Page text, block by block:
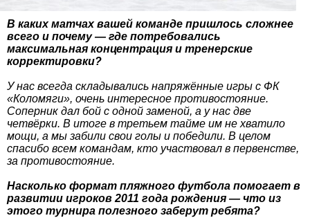
В каких матчах вашей команде пришлось сложнее
всего и почему — где потребовались
максимальная концентрация и тренерские
корректировки?
У нас всегда складывались напряжённые игры с ФК
«Коломяги», очень интересное противостояние.
Соперник дал бой с одной заменой, а у нас две
четвёрки. В итоге в третьем тайме им не хватило
мощи, а мы забили свои голы и победили. В целом
спасибо всем командам, кто участвовал в первенстве,
за противостояние.
Насколько формат пляжного футбола помогает в
развитии игроков 2011 года рождения — что из
этого турнира полезного заберут ребята?